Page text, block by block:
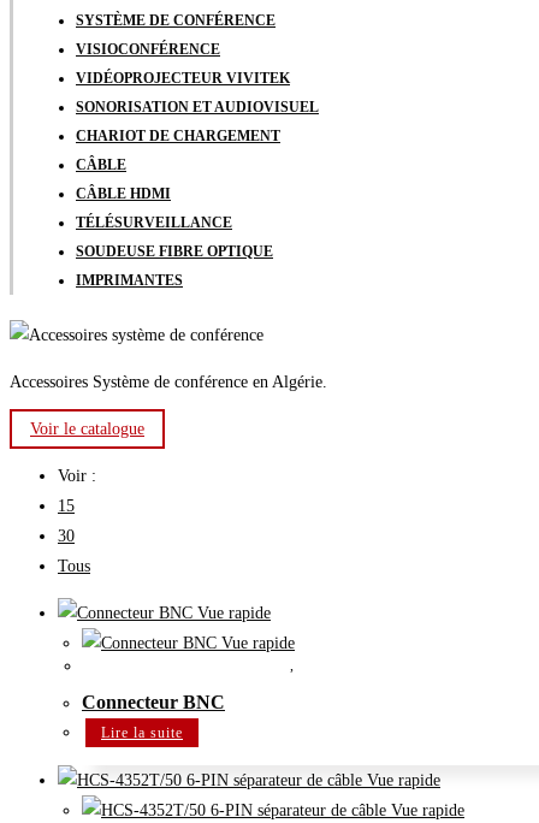
SYSTÈME DE CONFÉRENCE
VISIOCONFÉRENCE
VIDÉOPROJECTEUR VIVITEK
SONORISATION ET AUDIOVISUEL
CHARIOT DE CHARGEMENT
CÂBLE
CÂBLE HDMI
TÉLÉSURVEILLANCE
SOUDEUSE FIBRE OPTIQUE
IMPRIMANTES
Accessoires Système de conférence en Algérie.
Voir le catalogue
Voir :
15
30
Tous
Vue rapide
Vue rapide
Connecteur BNC
Lire la suite
Vue rapide
Vue rapide